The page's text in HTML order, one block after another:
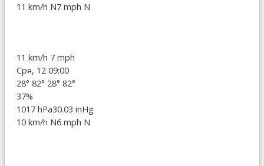
11 km/h N7 mph N
11 km/h 7 mph
Сря, 12 09:00
28° 82° 28° 82°
37%
1017 hPa30.03 inHg
10 km/h N6 mph N